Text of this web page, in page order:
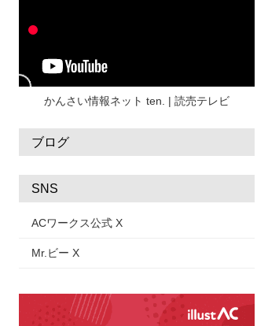
集中線
スケジュール
かんさい情報ネット ten. | 読売テレビ
ブログ
SNS
ACワークス公式 X
Mr.ビー X